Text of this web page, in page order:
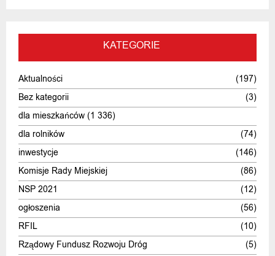
KATEGORIE
Aktualności
(197)
Bez kategorii
(3)
dla mieszkańców (1 336)
dla rolników
(74)
inwestycje
(146)
Komisje Rady Miejskiej
(86)
NSP 2021
(12)
ogłoszenia
(56)
RFIL
(10)
Rządowy Fundusz Rozwoju Dróg
(5)